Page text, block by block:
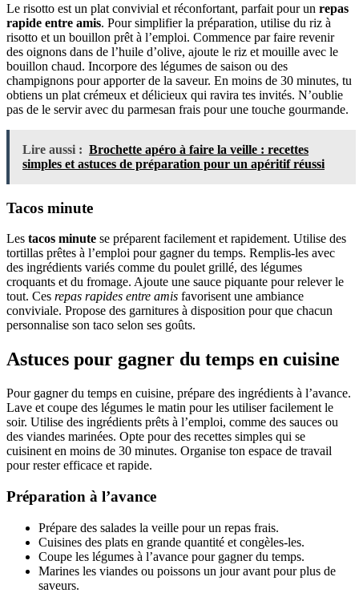
Le risotto est un plat convivial et réconfortant, parfait pour un repas
rapide entre amis. Pour simplifier la préparation, utilise du riz à
risotto et un bouillon prêt à l’emploi. Commence par faire revenir
des oignons dans de l’huile d’olive, ajoute le riz et mouille avec le
bouillon chaud. Incorpore des légumes de saison ou des
champignons pour apporter de la saveur. En moins de 30 minutes, tu
obtiens un plat crémeux et délicieux qui ravira tes invités. N’oublie
pas de le servir avec du parmesan frais pour une touche gourmande.
Lire aussi : Brochette apéro à faire la veille : recettes
simples et astuces de préparation pour un apéritif réussi
Tacos minute
Les tacos minute se préparent facilement et rapidement. Utilise des
tortillas prêtes à l’emploi pour gagner du temps. Remplis-les avec
des ingrédients variés comme du poulet grillé, des légumes
croquants et du fromage. Ajoute une sauce piquante pour relever le
tout. Ces repas rapides entre amis favorisent une ambiance
conviviale. Propose des garnitures à disposition pour que chacun
personnalise son taco selon ses goûts.
Astuces pour gagner du temps en cuisine
Pour gagner du temps en cuisine, prépare des ingrédients à l’avance.
Lave et coupe des légumes le matin pour les utiliser facilement le
soir. Utilise des ingrédients prêts à l’emploi, comme des sauces ou
des viandes marinées. Opte pour des recettes simples qui se
cuisinent en moins de 30 minutes. Organise ton espace de travail
pour rester efficace et rapide.
Préparation à l’avance
Prépare des salades la veille pour un repas frais.
Cuisines des plats en grande quantité et congèles-les.
Coupe les légumes à l’avance pour gagner du temps.
Marines les viandes ou poissons un jour avant pour plus de
saveurs.